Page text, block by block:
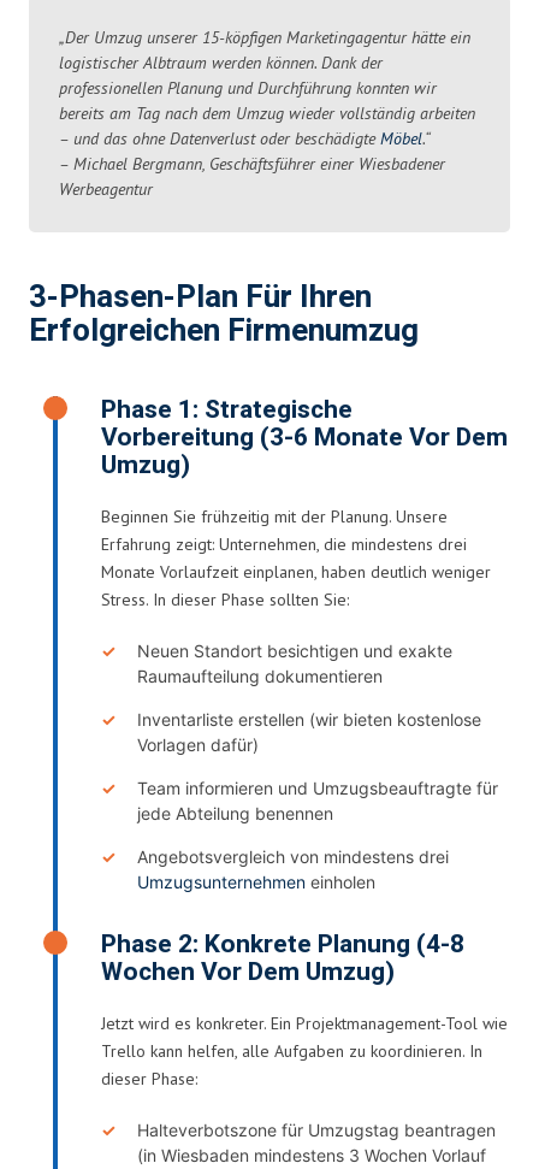
„Der Umzug unserer 15-köpfigen Marketingagentur hätte ein
logistischer Albtraum werden können. Dank der
professionellen Planung und Durchführung konnten wir
bereits am Tag nach dem Umzug wieder vollständig arbeiten
– und das ohne Datenverlust oder beschädigteMöbel.“
– Michael Bergmann, Geschäftsführer einer Wiesbadener
Werbeagentur
3-Phasen-Plan Für Ihren
Erfolgreichen Firmenumzug
Phase 1: Strategische
Vorbereitung (3-6 Monate Vor Dem
Umzug)
Beginnen Sie frühzeitig mit der Planung. Unsere
Erfahrung zeigt: Unternehmen, die mindestens drei
Monate Vorlaufzeit einplanen, haben deutlich weniger
Stress. In dieser Phase sollten Sie:
Neuen Standort besichtigen und exakte
Raumaufteilung dokumentieren
Inventarliste erstellen (wir bieten kostenlose
Vorlagen dafür)
Team informieren und Umzugsbeauftragte für
jede Abteilung benennen
Angebotsvergleich von mindestens drei
Umzugsunternehmen einholen
Phase 2: Konkrete Planung (4-8
Wochen Vor Dem Umzug)
Jetzt wird es konkreter. Ein Projektmanagement-Tool wie
Trello kann helfen, alle Aufgaben zu koordinieren. In
dieser Phase:
Halteverbotszone für Umzugstag beantragen
(in Wiesbaden mindestens 3 Wochen Vorlauf